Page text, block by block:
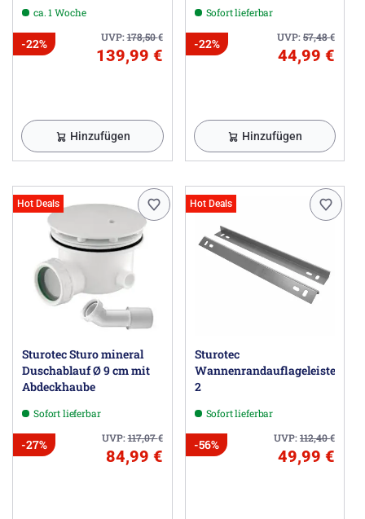
ca. 1 Woche
UVP:178,50€
-22%
139,99 €
Hinzufügen
Sofort lieferbar
UVP:57,48€
-22%
44,99 €
Hinzufügen
Hot Deals
Sturotec Sturo mineral
Duschablauf Ø 9 cm mit
Abdeckhaube
Sofort lieferbar
UVP:117,07€
-27%
84,99 €
Hot Deals
Sturotec
Wannenrandauflageleisten
2
Sofort lieferbar
UVP:112,40€
-56%
49,99 €